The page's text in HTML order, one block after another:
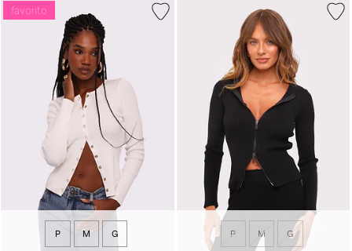
favorito
P M G P M G